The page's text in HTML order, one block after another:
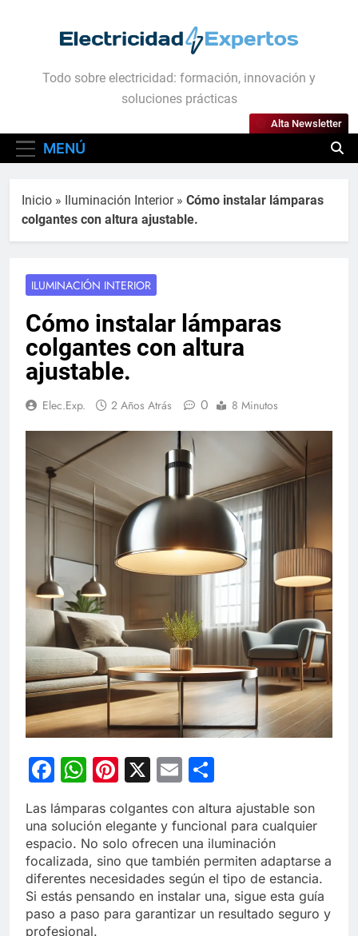
Electricidad Expertos
Todo sobre electricidad: formación, innovación y
soluciones prácticas
MENÚ
Alta Newsletter
Inicio » Iluminación Interior» Cómo instalar lámparas
colgantes con altura ajustable.
ILUMINACIÓN INTERIOR
Cómo instalar lámparas
colgantes con altura
ajustable.
Elec.Exp. 2 Años Atrás 0 8 Minutos
Facebook
WhatsApp
Pinterest
X Email
Las lámparas colgantes con altura ajustable son
una solución elegante y funcional para cualquier
espacio. No solo ofrecen una iluminación
focalizada, sino que también permiten adaptarse a
diferentes necesidades según el tipo de estancia.
Si estás pensando en instalar una, sigue esta guía
paso a paso para garantizar un resultado seguro y
profesional.